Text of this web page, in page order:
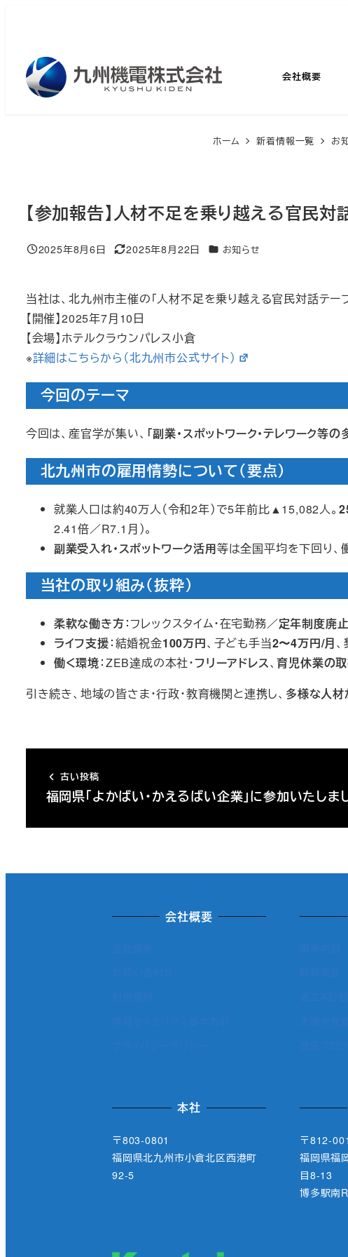
会社概要
ホーム 新着情報一覧 お
【参加報告】人材不足を乗り越える官民対
投稿日
2025年8月6日
更新日
2025年8月22日 カテゴリー
お知らせ
当社は、北九州市主催の「人材不足を乗り越える官民対話テーブ
【開催】2025年7月10日
【会場】ホテルクラウンパレス小倉
※詳細はこちらから（北九州市公式サイト）
今回のテーマ
今回は、産官学が集い、 「副業・スポットワーク・テレワーク等
北九州市の雇用情勢について（要点）
就業人口は約40万人（令和2年）で5年前比▲15,082人。
2.41倍／R7.1月）。
副業受入れ・スポットワーク活用等は全国平均を下回り、
当社の取り組み（抜粋）
柔軟な働き方：フレックスタイム・在宅勤務／定年制度廃止
ライフ支援：結婚祝金100万円、子ども手当2〜4万円/月、
働く環境：ZEB達成の本社・フリーアドレス、育児休業の
引き続き、地域の皆さま・行政・教育機関と連携し、 多様な人材
古い投稿
福岡県「よかばい・かえるばい企業」に参加いたしま
会社概要
本社
〒803-0801
福岡県北九州市小倉北区西港町
92-5
〒812-
福岡県福
目8-13
博多駅南